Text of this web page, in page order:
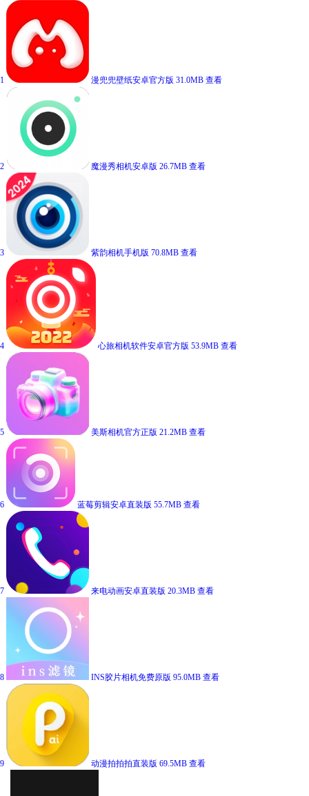
1 漫兜兜壁纸安卓官方版 31.0MB 查看
2 魔漫秀相机安卓版 26.7MB 查看
3 紫韵相机手机版 70.8MB 查看
4 心旅相机软件安卓官方版 53.9MB 查看
5 美斯相机官方正版 21.2MB 查看
6 蓝莓剪辑安卓直装版 55.7MB 查看
7 来电动画安卓直装版 20.3MB 查看
8 INS胶片相机免费原版 95.0MB 查看
9 动漫拍拍拍直装版 69.5MB 查看